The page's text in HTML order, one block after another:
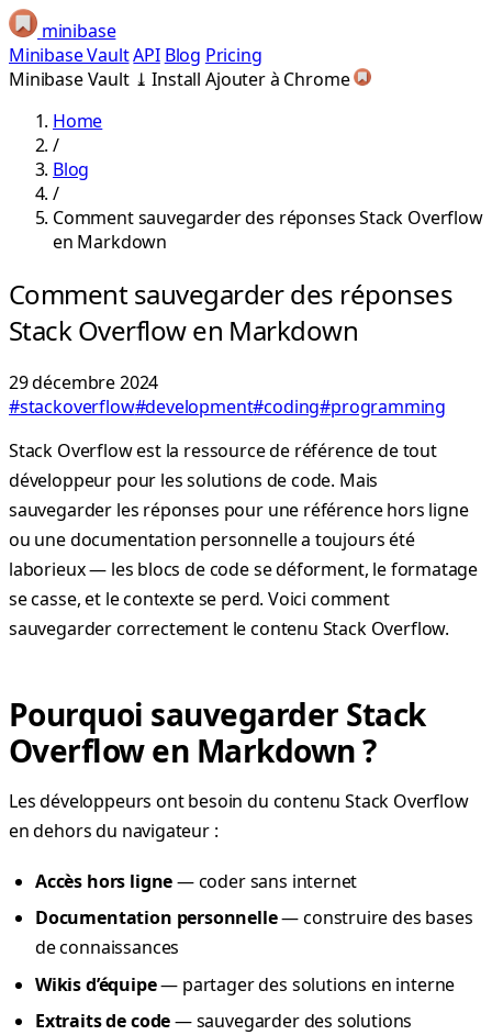
minibase
Minibase VaultAPI Blog Pricing
Minibase Vault ⤓ Install Ajouter à Chrome
Home
/
Blog
/
Comment sauvegarder des réponses Stack Overflow
en Markdown
Comment sauvegarder des réponses
Stack Overflow en Markdown
29 décembre 2024
#stackoverflow#development#coding#programming
Stack Overflow est la ressource de référence de tout
développeur pour les solutions de code. Mais
sauvegarder les réponses pour une référence hors ligne
ou une documentation personnelle a toujours été
laborieux — les blocs de code se déforment, le formatage
se casse, et le contexte se perd. Voici comment
sauvegarder correctement le contenu Stack Overflow.
Pourquoi sauvegarder Stack
Overflow en Markdown ?
Les développeurs ont besoin du contenu Stack Overflow
en dehors du navigateur :
Accès hors ligne— coder sans internet
Documentation personnelle— construire des bases
de connaissances
Wikis d’équipe— partager des solutions en interne
Extraits de code— sauvegarder des solutions